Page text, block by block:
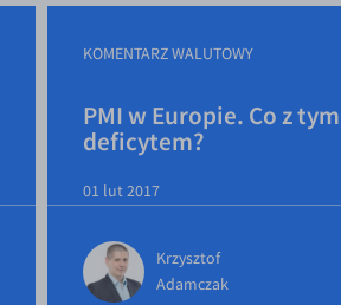
KOMENTARZ WALUTOWY
PMI w Europie. Co z tym
deficytem?
01 lut 2017
Krzysztof
Adamczak